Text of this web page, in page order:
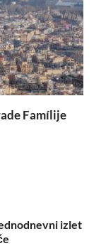
Famílije
izlet